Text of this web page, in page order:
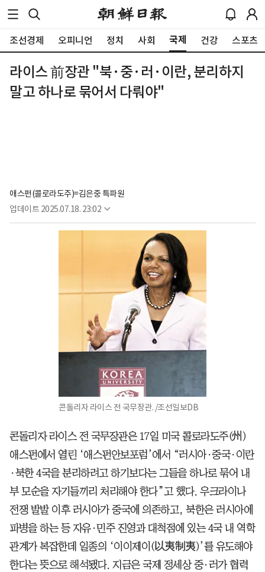
조선경제 오피니언 정치 사회 국제 건강 스포츠
라이스 前장관 "북·중·러·이란, 분리하지
말고 하나로 묶어서 다뤄야"
애스펀(콜로라도주)=김은중 특파원
업데이트 2025.07.18. 23:02
콘돌리자 라이스 전 국무장관. /조선일보DB
콘돌리자 라이스 전 국무장관은 17일 미국 콜로라도주(州)
애스펀에서 열린 ‘애스펀안보포럼’에서 “러시아·중국·이란
·북한 4국을 분리하려고 하기보다는 그들을 하나로 묶어 내
부 모순을 자기들끼리 처리해야 한다”고 했다. 우크라이나
전쟁 발발 이후 러시아가 중국에 의존하고, 북한은 러시아에
파병을 하는 등 자유·민주 진영과 대척점에 있는 4국 내 역학
관계가 복잡한데 일종의 ‘이이제이(以夷制夷)’를 유도해야
한다는 뜻으로 해석됐다. 지금은 국제 정세상 중·러가 협력